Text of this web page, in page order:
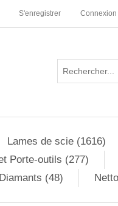
S'enregistrer Connexion
Lames de scie (1616)
Porte-outils (277)
(48)